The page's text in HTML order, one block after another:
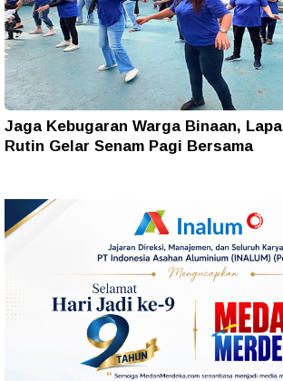
Jaga Kebugaran Warga Binaan,
Rutin Gelar Senam Pagi Bersama